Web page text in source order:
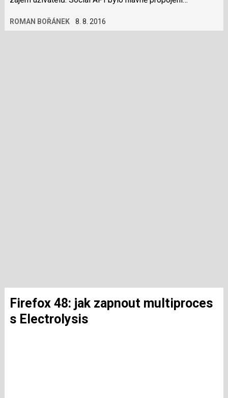
ROMAN BOŘÁNEK 8. 8. 2016
Firefox 48: jak zapnout multiproces
s Electrolysis